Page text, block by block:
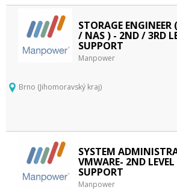
STORAGE ENGINEER
/ NAS ) - 2ND / 3RD
SUPPORT
Manpower
Brno (Jihomoravský kraj)
SYSTEM
VMWARE- 2ND LEVEL
SUPPORT
Manpower